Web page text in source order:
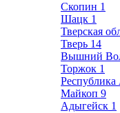
Скопин 1
Шацк 1
Тверская
Тверь 14
Вышний
Торжок 1
Майкоп 9
Адыгейск 1